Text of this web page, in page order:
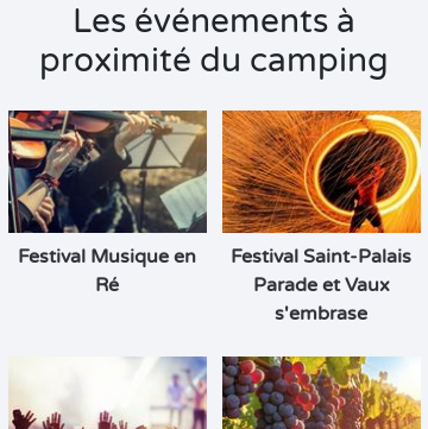
Les événements à
proximité du camping
Festival Musique en
Ré
Festival Saint-Palais
Parade et Vaux
s'embrase